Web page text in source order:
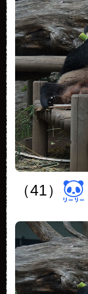
（41）